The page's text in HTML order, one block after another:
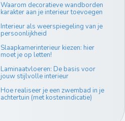
Waarom decoratieve wandborden
karakter aan je interieur toevoegen
Interieur als weerspiegeling van je
persoonlijkheid
Slaapkamerinterieur kiezen: hier
moet je op letten!
Laminaatvloeren: De basis voor
jouw stijlvolle interieur
Hoe realiseer je een zwembad in je
achtertuin (met kostenindicatie)